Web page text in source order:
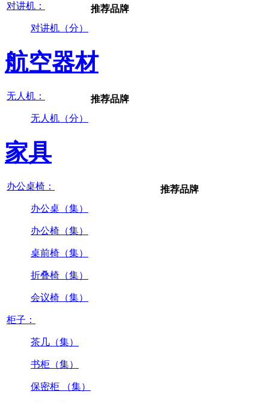
对讲机：
对讲机（分）
推荐品牌
航空器材
无人机：
无人机（分）
推荐品牌
家具
办公桌椅：
办公桌（集）
办公椅（集）
桌前椅（集）
折叠椅（集）
会议椅（集）
柜子：
茶几（集）
书柜（集）
保密柜 （集）
推荐品牌